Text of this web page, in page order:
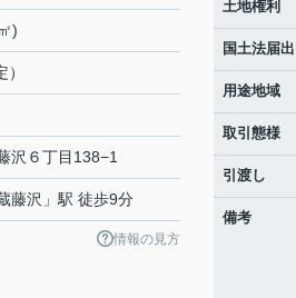
)
沢 ６丁目138−1
藤沢 」駅 徒歩9分
情報の見方
土地権利
国土法届出
用途地域
取引態様
引渡し
備考